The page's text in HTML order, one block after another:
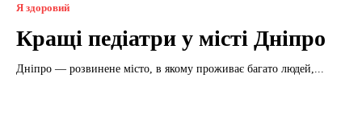
Я здоровий
Кращі педіатри у місті Дніпро
Дніпро — розвинене місто, в якому проживає багато людей,...